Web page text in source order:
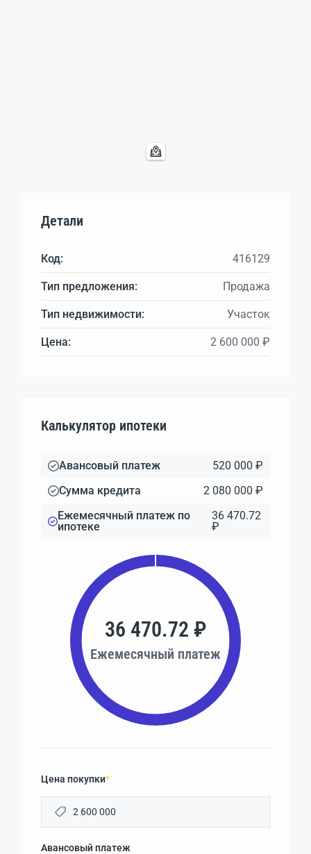
Детали
Код: 416129
Тип предложения: Продажа
Тип недвижимости: Участок
Цена: 2 600 000 ₽
Калькулятор ипотеки
Авансовый платеж
520 000 ₽
Сумма кредита
2 080 000 ₽
Ежемесячный платеж по
ипотеке
36 470.72
₽
36 470.72 ₽
Ежемесячный платеж
Цена покупки*
Авансовый платеж